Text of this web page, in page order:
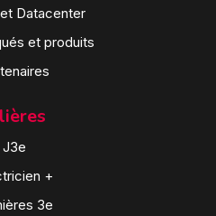
Datacenter
et produits
J3e
+
3e